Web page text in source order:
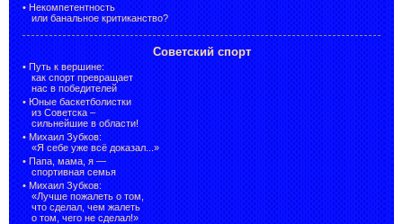
• Некомпетентность
или банальное критиканство?
Советский спорт
• Путь к вершине:
как спорт превращает
нас в победителей
• Юные баскетболистки
из Советска –
сильнейшие в области!
• Михаил Зубков:
«Я себе уже всё доказал...»
• Папа, мама, я —
спортивная семья
• Михаил Зубков:
«Лучше пожалеть о том,
что сделал, чем жалеть
о том, чего не сделал!»